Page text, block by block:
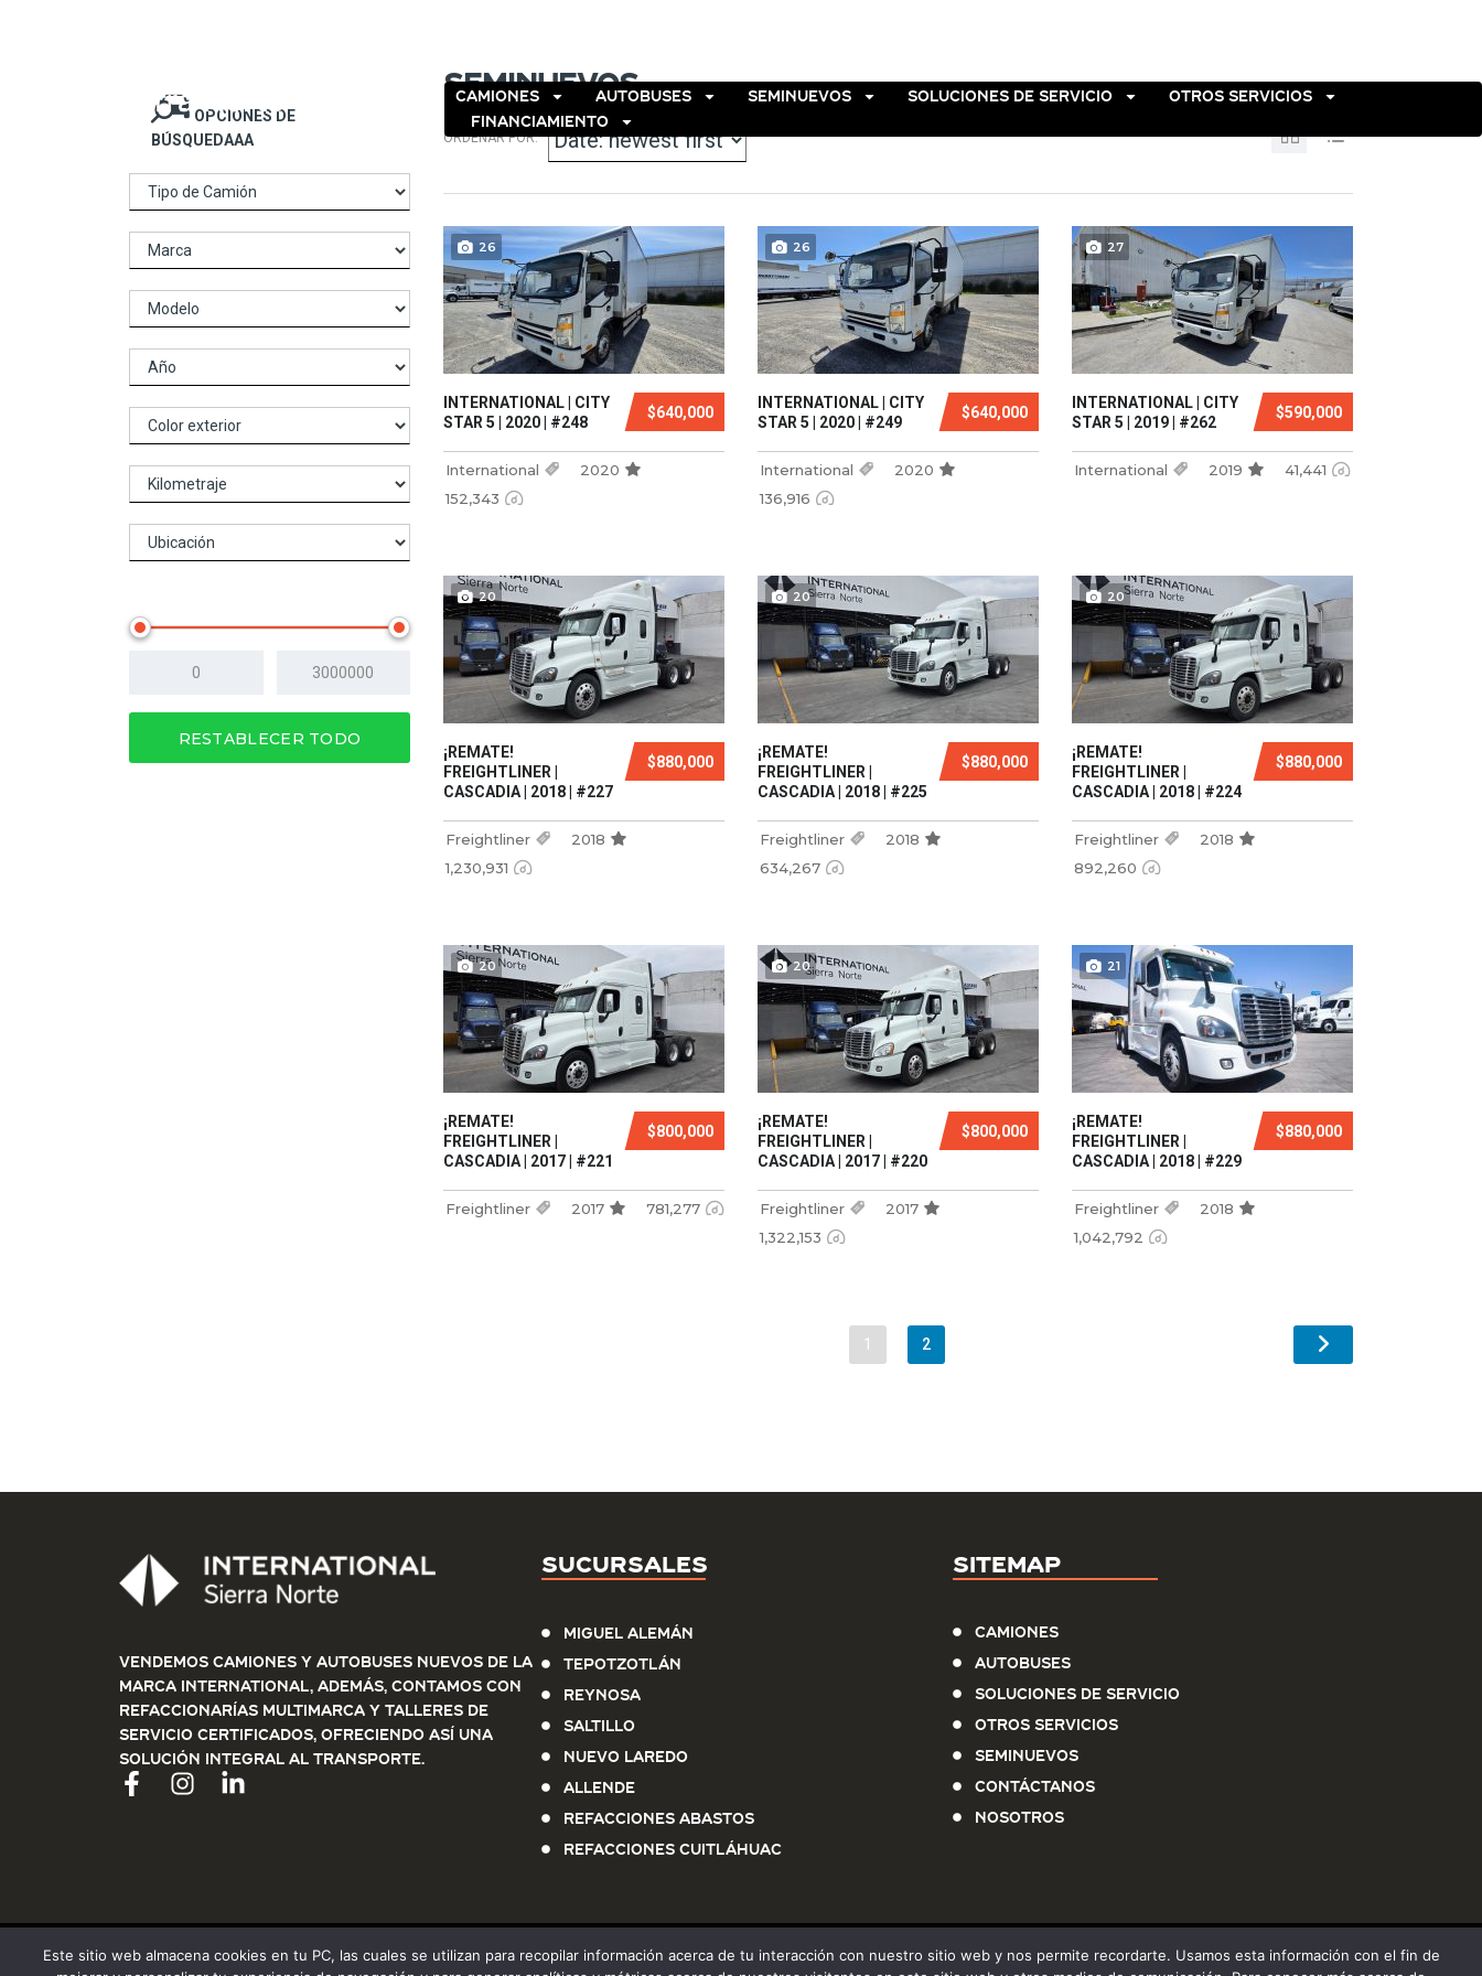
CAMIONES AUTOBUSES SEMINUEVOS SOLUCIONES DE SERVICIO
OTROS SERVICIOS
FINANCIAMIENTO
OPCIONES DE
BÚSQUEDAAA
RESTABLECER TODO
Seminuevos
ORDENAR POR:
26
$640,000
INTERNATIONAL | CITY
STAR 5 | 2020 | #248
International
2020
152,343
26
$640,000
INTERNATIONAL | CITY
STAR 5 | 2020 | #249
International
2020
136,916
27
$590,000
INTERNATIONAL | CITY
STAR 5 | 2019 | #262
International 2019 41,441
20
$880,000
¡REMATE!
FREIGHTLINER |
CASCADIA | 2018 | #227
Freightliner
2018
1,230,931
20
$880,000
¡REMATE!
FREIGHTLINER |
CASCADIA | 2018 | #225
Freightliner
2018
634,267
20
$880,000
¡REMATE!
FREIGHTLINER |
CASCADIA | 2018 | #224
Freightliner
2018
892,260
20
$800,000
¡REMATE!
FREIGHTLINER |
CASCADIA | 2017 | #221
Freightliner 2017 781,277
20
$800,000
¡REMATE!
FREIGHTLINER |
CASCADIA | 2017 | #220
Freightliner
2017
1,322,153
21
$880,000
¡REMATE!
FREIGHTLINER |
CASCADIA | 2018 | #229
Freightliner
2018
1,042,792
1 2
Vendemos Camiones y Autobuses nuevos de la
marca International, además, contamos con
refaccionarías multimarca y talleres de
servicio certificados, ofreciendo así una
solución integral al transporte.
Sucursales
Miguel Alemán
Tepotzotlán
Reynosa
Saltillo
Nuevo Laredo
Allende
Refacciones Abastos
Refacciones Cuitláhuac
Sitemap
Camiones
Autobuses
Soluciones de servicio
Otros Servicios
Seminuevos
Contáctanos
Nosotros
Este sitio web almacena cookies en tu PC, las cuales se utilizan para recopilar información acerca de tu interacción con nuestro sitio web y nos permite recordarte. Usamos esta información con el fin de